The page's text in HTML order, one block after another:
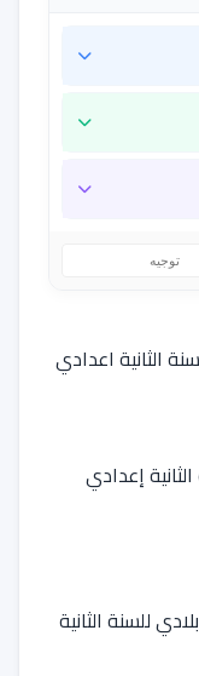
توجيه
الثانية اعدادي
إعدادي
للسنة الثانية